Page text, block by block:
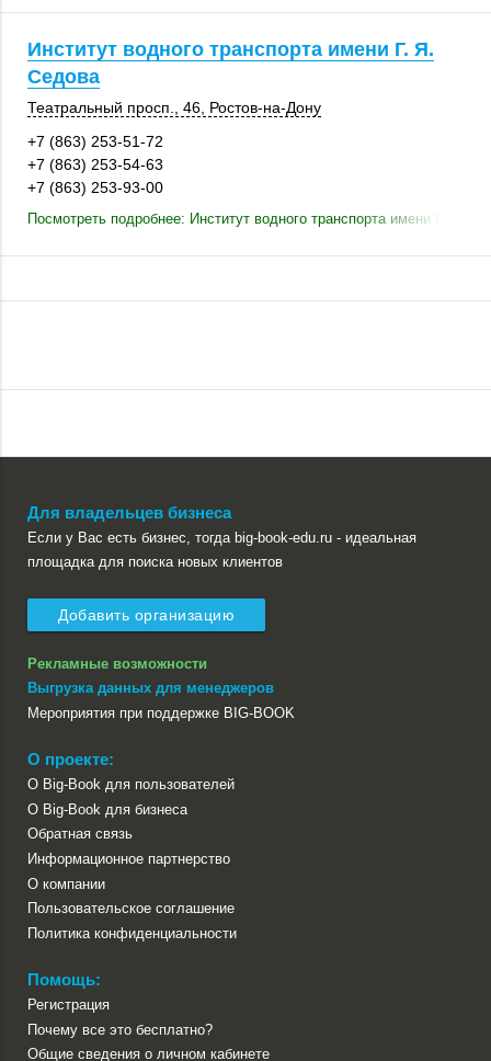
Институт водного транспорта имени Г. Я.
Седова
Театральный просп., 46, Ростов-на-Дону
+7 (863) 253-51-72
+7 (863) 253-54-63
+7 (863) 253-93-00
Посмотреть подробнее: Институт водного транспорта имени Г. Я.
Для владельцев бизнеса
Если у Вас есть бизнес, тогда big-book-edu.ru - идеальная
площадка для поиска новых клиентов
Добавить организацию
Рекламные возможности
Выгрузка данных для менеджеров
Мероприятия при поддержке BIG-BOOK
О проекте:
О Big-Book для пользователей
О Big-Book для бизнеса
Обратная связь
Информационное партнерство
О компании
Пользовательское соглашение
Политика конфиденциальности
Помощь:
Регистрация
Почему все это бесплатно?
Общие сведения о личном кабинете